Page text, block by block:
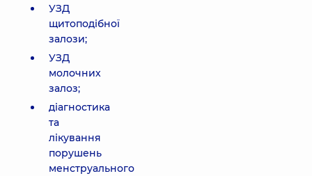
УЗД
щитоподібної
залози;
УЗД
молочних
залоз;
діагностика
та
лікування
порушень
менструального